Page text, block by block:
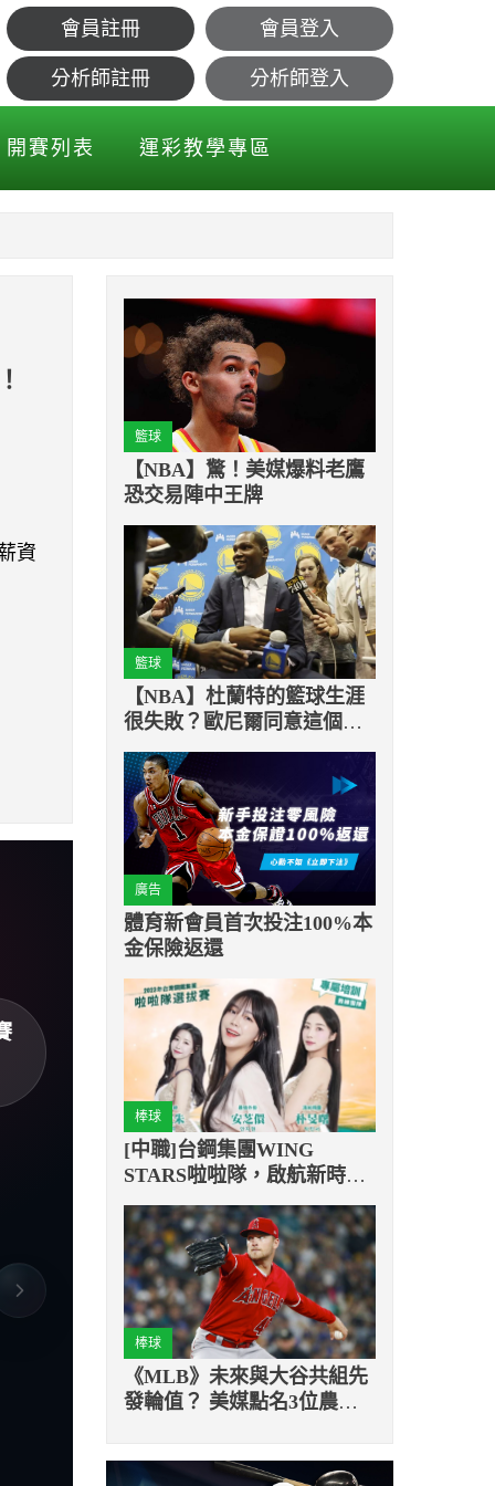
緊和阿隆索簽約！
會員註冊 會員登入
分析師註冊 分析師登入
開賽列表 運彩教學專區
資
籃球
【NBA】驚！美媒爆料老鷹
恐交易陣中王牌
籃球
【NBA】杜蘭特的籃球生涯
很失敗？歐尼爾同意這個論
點
廣告
體育新會員首次投注100%本
金保險返還
棒球
[中職]台鋼集團WING
STARS啦啦隊，啟航新時
代！
棒球
《MLB》未來與大谷共組先
發輪值？ 美媒點名3位農場